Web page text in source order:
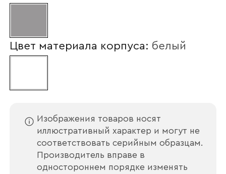
Цвет материала корпуса: белый
Изображения товаров носят
иллюстративный характер и могут не
соответствовать серийным образцам.
Производитель вправе в
одностороннем порядке изменять
Номер телефона
Отправить